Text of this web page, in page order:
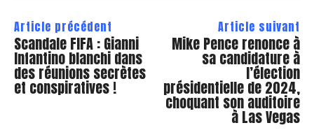
Article précédent
Scandale FIFA : Gianni
Infantino blanchi dans
des réunions secrètes
et conspiratives !
Article suivant
Mike Pence renonce à
sa candidature à
l’élection
présidentielle de 2024,
choquant son auditoire
à Las Vegas